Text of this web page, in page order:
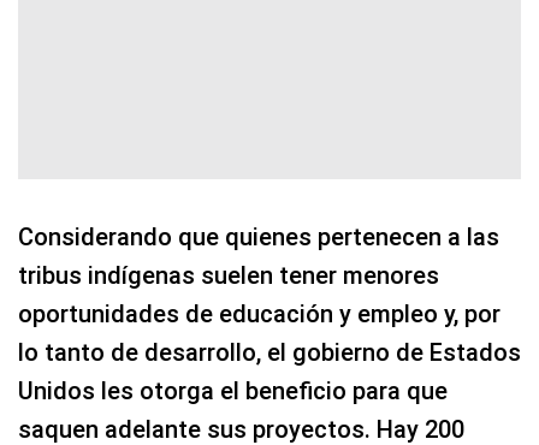
Considerando que quienes pertenecen a las
tribus indígenas suelen tener menores
oportunidades de educación y empleo y, por
lo tanto de desarrollo, el gobierno de Estados
Unidos les otorga el beneficio para que
saquen adelante sus proyectos. Hay 200